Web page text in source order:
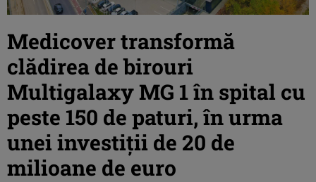
Medicover transformă
clădirea de birouri
Multigalaxy MG 1 în spital cu
peste 150 de paturi, în urma
unei investiţii de 20 de
milioane de euro